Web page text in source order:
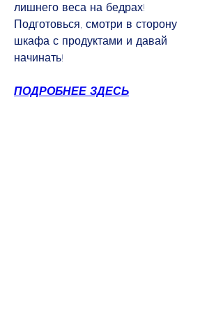
лишнего веса на бедрах!
Подготовься, смотри в сторону
шкафа с продуктами и давай
начинать!
ПОДРОБНЕЕ ЗДЕСЬ